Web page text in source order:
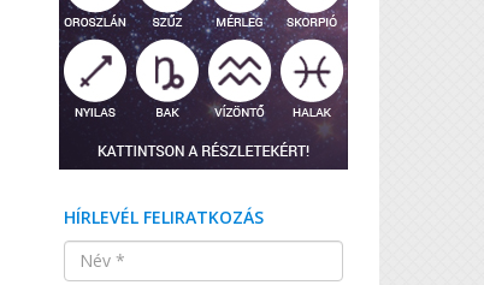
HÍRLEVÉL FELIRATKOZÁS